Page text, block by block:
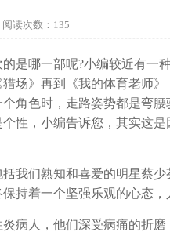
读次数：135
哪一部呢?小编较近有一
场》再到《我的体育老师
角色时，走路姿势都是弯
性，小编告诉您，其实这
们熟知和喜爱的明星蔡少
持着一个坚强乐观的心态，
人，他们深受病痛的折磨